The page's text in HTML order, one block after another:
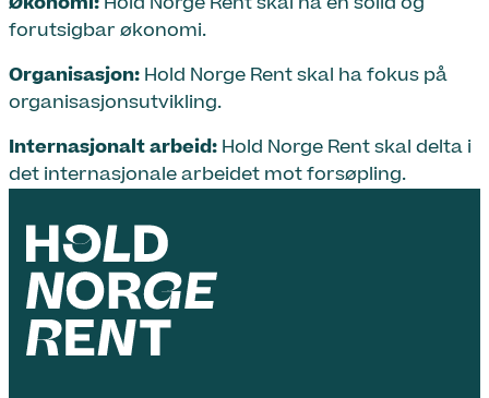
forutsigbar økonomi.
Organisasjon: Hold Norge Rent skal ha fokus på
organisasjonsutvikling.
Internasjonalt arbeid: Hold Norge Rent skal delta i
det internasjonale arbeidet mot forsøpling.